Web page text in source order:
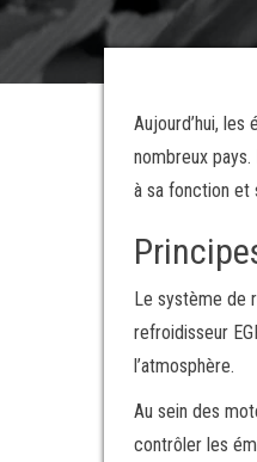
Aujourd’hui,
nombreux
à sa fonction et
Le système de
refroidisseur
l’atmosphère.
Au sein des
contrôler les